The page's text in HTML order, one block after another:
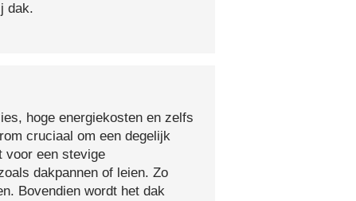
dak.
hoge energiekosten en zelfs
cruciaal om een degelijk
voor een stevige
dakpannen of leien. Zo
Bovendien wordt het dak